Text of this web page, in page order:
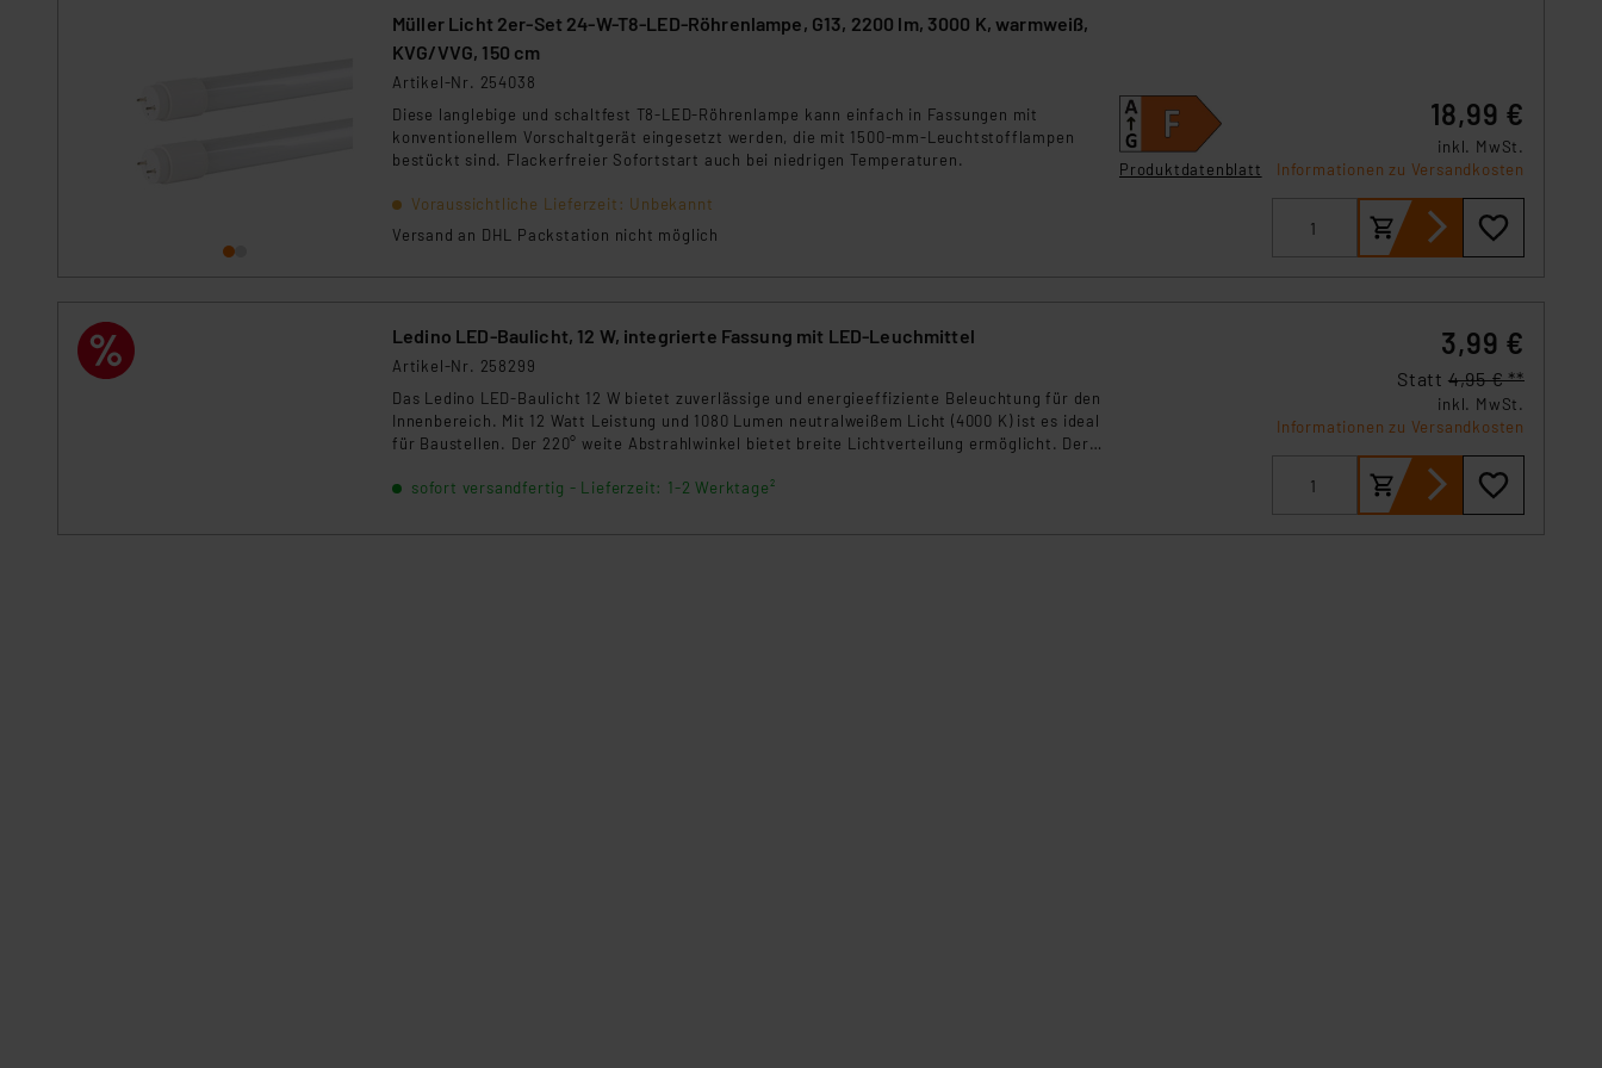
Müller Licht 2er-Set 24-W-T8-LED-Röhrenlampe, G13, 2200 lm, 3000 K, warmweiß,
KVG/VVG, 150 cm
Artikel-Nr. 254038
Diese langlebige und schaltfest T8-LED-Röhrenlampe kann einfach in Fassungen mit
konventionellem Vorschaltgerät eingesetzt werden, die mit 1500-mm-Leuchtstofflampen
bestückt sind. Flackerfreier Sofortstart auch bei niedrigen Temperaturen.
Voraussichtliche Lieferzeit: Unbekannt
Versand an DHL Packstation nicht möglich
Produktdatenblatt
18,99 €
inkl. MwSt.
Informationen zu Versandkosten
Ledino LED-Baulicht, 12 W, integrierte Fassung mit LED-Leuchmittel
Artikel-Nr. 258299
Das Ledino LED-Baulicht 12 W bietet zuverlässige und energieeffiziente Beleuchtung für den
Innenbereich. Mit 12 Watt Leistung und 1080 Lumen neutralweißem Licht (4000 K) ist es ideal
für Baustellen. Der 220° weite Abstrahlwinkel bietet breite Lichtverteilung ermöglicht. Der
sofort versandfertig - Lieferzeit: 1-2 Werktage²
3,99 €
Statt 4,95 € **
inkl. MwSt.
Informationen zu Versandkosten